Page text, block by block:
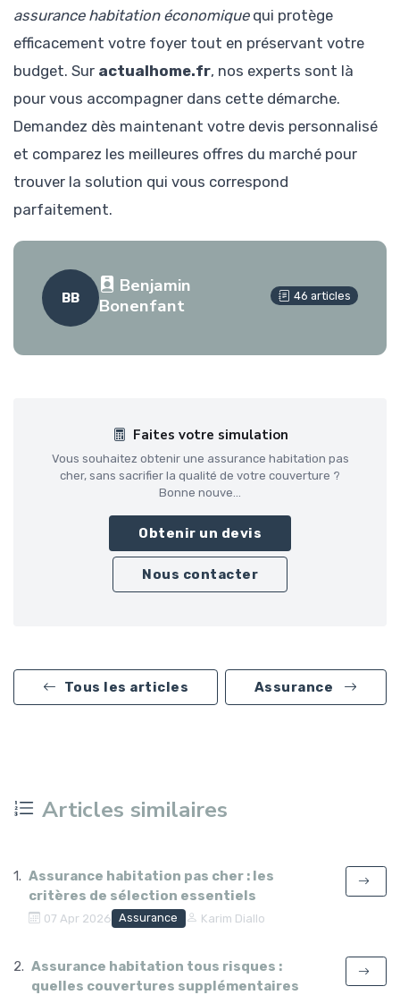
assurance habitation économiquequi protège
efficacement votre foyer tout en préservant votre
budget. Sur actualhome.fr, nos experts sont là
pour vous accompagner dans cette démarche.
Demandez dès maintenant votre devis personnalisé
et comparez les meilleures offres du marché pour
trouver la solution qui vous correspond
parfaitement.
BB
Benjamin
Bonenfant
46 articles
Faites votre simulation
Vous souhaitez obtenir une assurance habitation pas
cher, sans sacrifier la qualité de votre couverture ?
Bonne nouve...
Obtenir un devis
Nous contacter
Tous les articles Assurance
Articles similaires
Assurance habitation pas cher : les
critères de sélection essentiels
07 Apr 2026 Assurance Karim Diallo
Assurance habitation tous risques :
quelles couvertures supplémentaires